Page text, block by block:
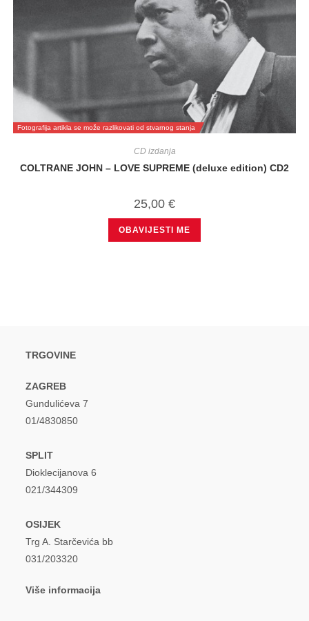
Fotografija artikla se može razlikovati od stvarnog stanja
CD izdanja
COLTRANE JOHN – LOVE SUPREME (deluxe edition) CD2
25,00 €
OBAVIJESTI ME
TRGOVINE
ZAGREB
Gundulićeva 7
01/4830850
SPLIT
Dioklecijanova 6
021/344309
OSIJEK
Trg A. Starčevića bb
031/203320
Više informacija